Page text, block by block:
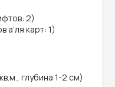
2)
а’ля карт: 1)
глубина 1-2 см)